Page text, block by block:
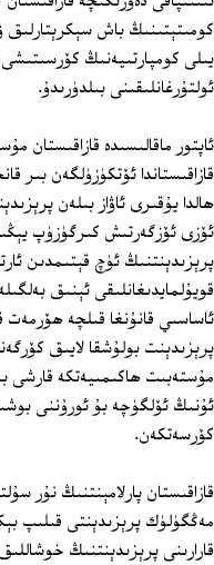
يىلى كومپارتىيەنىڭ كۆرسىتىشى
ئولتۇرغانلىقىنى بىلدۈرىدۇ.
ئاپتور ماقالىسىدە قازاقىستان
قازاقىستاندا ئۆتكۈزۈلگەن بىر
ھالدا يۇقىرى ئاۋاز بىلەن
ئۆزى ئۆزگەرتىش كىرگۈزۈپ
پرېزىدېنتنىڭ ئۈچ قېتىمدىن
قويۇلمايدىغانلىقى ئېنىق
ئاساسىي قانۇنغا قىلچە
پرېزىدېنت بولۇشقا لايىق
مۇستەبىت ھاكىمىيەتكە قارشى
ئۇنىڭ ئۆلگۈچە بۇ ئورۇننى
كۆرسەتكەن.
قازاقىستان پارلامېنتنىڭ نۇر
مەڭگۈلۈك پرېزىدېنتى قىلىپ
قارارىنى پرېزىدېنتنىڭ